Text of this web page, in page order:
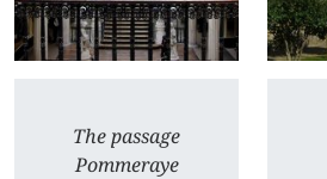
The passage
Pommeraye